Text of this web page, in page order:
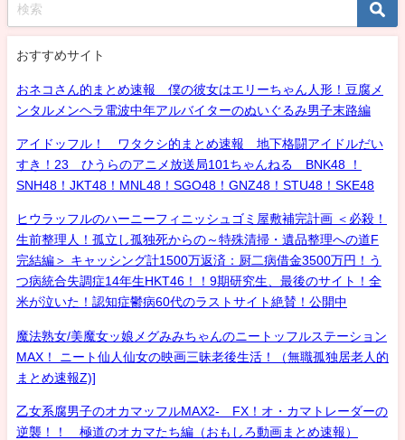
おすすめサイト
おネコさん的まとめ速報 僕の彼女はエリーちゃん人形！豆腐メ
ンタルメンヘラ電波中年アルバイターのぬいぐるみ男子末路編
アイドッフル！ ワタクシ的まとめ速報 地下格闘アイドルだい
すき！23 ひうらのアニメ放送局101ちゃんねる BNK48 ！
SNH48！JKT48！MNL48！SGO48！GNZ48！STU48！SKE48
ヒウラッフルのハーニーフィニッシュゴミ屋敷補完計画 ＜必殺！
生前整理人！孤立し孤独死からの～特殊清掃・遺品整理への道F
完結編＞ キャッシング計1500万返済：厨二病借金3500万円！う
つ病統合失調症14年生HKT46！！9期研究生、最後のサイト！全
米が泣いた！認知症鬱病60代のラストサイト絶賛！公開中
魔法熟女/美魔女ッ娘メグみみちゃんのニートッフルステーション
MAX！ ニート仙人仙女の映画三昧老後生活！（無職孤独居老人的
まとめ速報Z)]
乙女系腐男子のオカマッフルMAX2- FX！オ・カマトレーダーの
逆襲！！ 極道のオカマたち編（おもしろ動画まとめ速報）